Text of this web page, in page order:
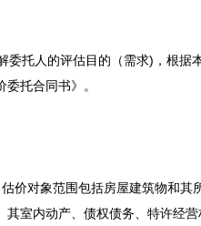
托人的评估目的（需求)，根据
托合同书》。
价对象范围包括房屋建筑物和
室内动产、债权债务、特许经营